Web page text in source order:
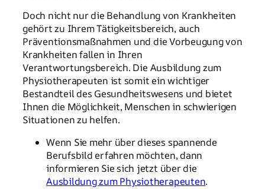
Doch nicht nur die Behandlung von Krankheiten
gehört zu Ihrem Tätigkeitsbereich, auch
Präventionsmaßnahmen und die Vorbeugung von
Krankheiten fallen in Ihren
Verantwortungsbereich. Die Ausbildung zum
Physiotherapeuten ist somit ein wichtiger
Bestandteil des Gesundheitswesens und bietet
Ihnen die Möglichkeit, Menschen in schwierigen
Situationen zu helfen.
Wenn Sie mehr über dieses spannende
Berufsbild erfahren möchten, dann
informieren Sie sich jetzt über die
Ausbildung zum Physiotherapeuten.